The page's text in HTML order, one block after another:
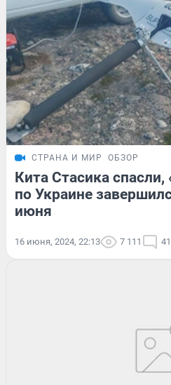
СТРАНА И МИР ОБЗОР
Кита Стасика
по Украине
июня
16 июня, 2024, 22:13 7 111 41